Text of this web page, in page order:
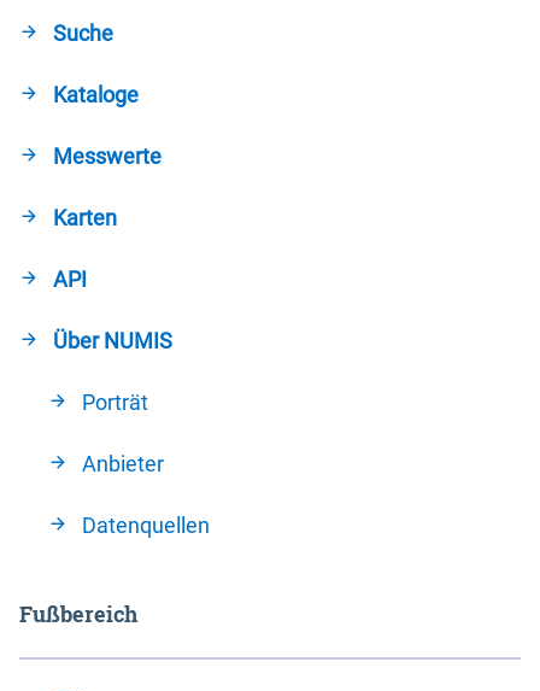
Suche
Kataloge
Messwerte
Karten
API
Über NUMIS
Porträt
Anbieter
Datenquellen
Fußbereich